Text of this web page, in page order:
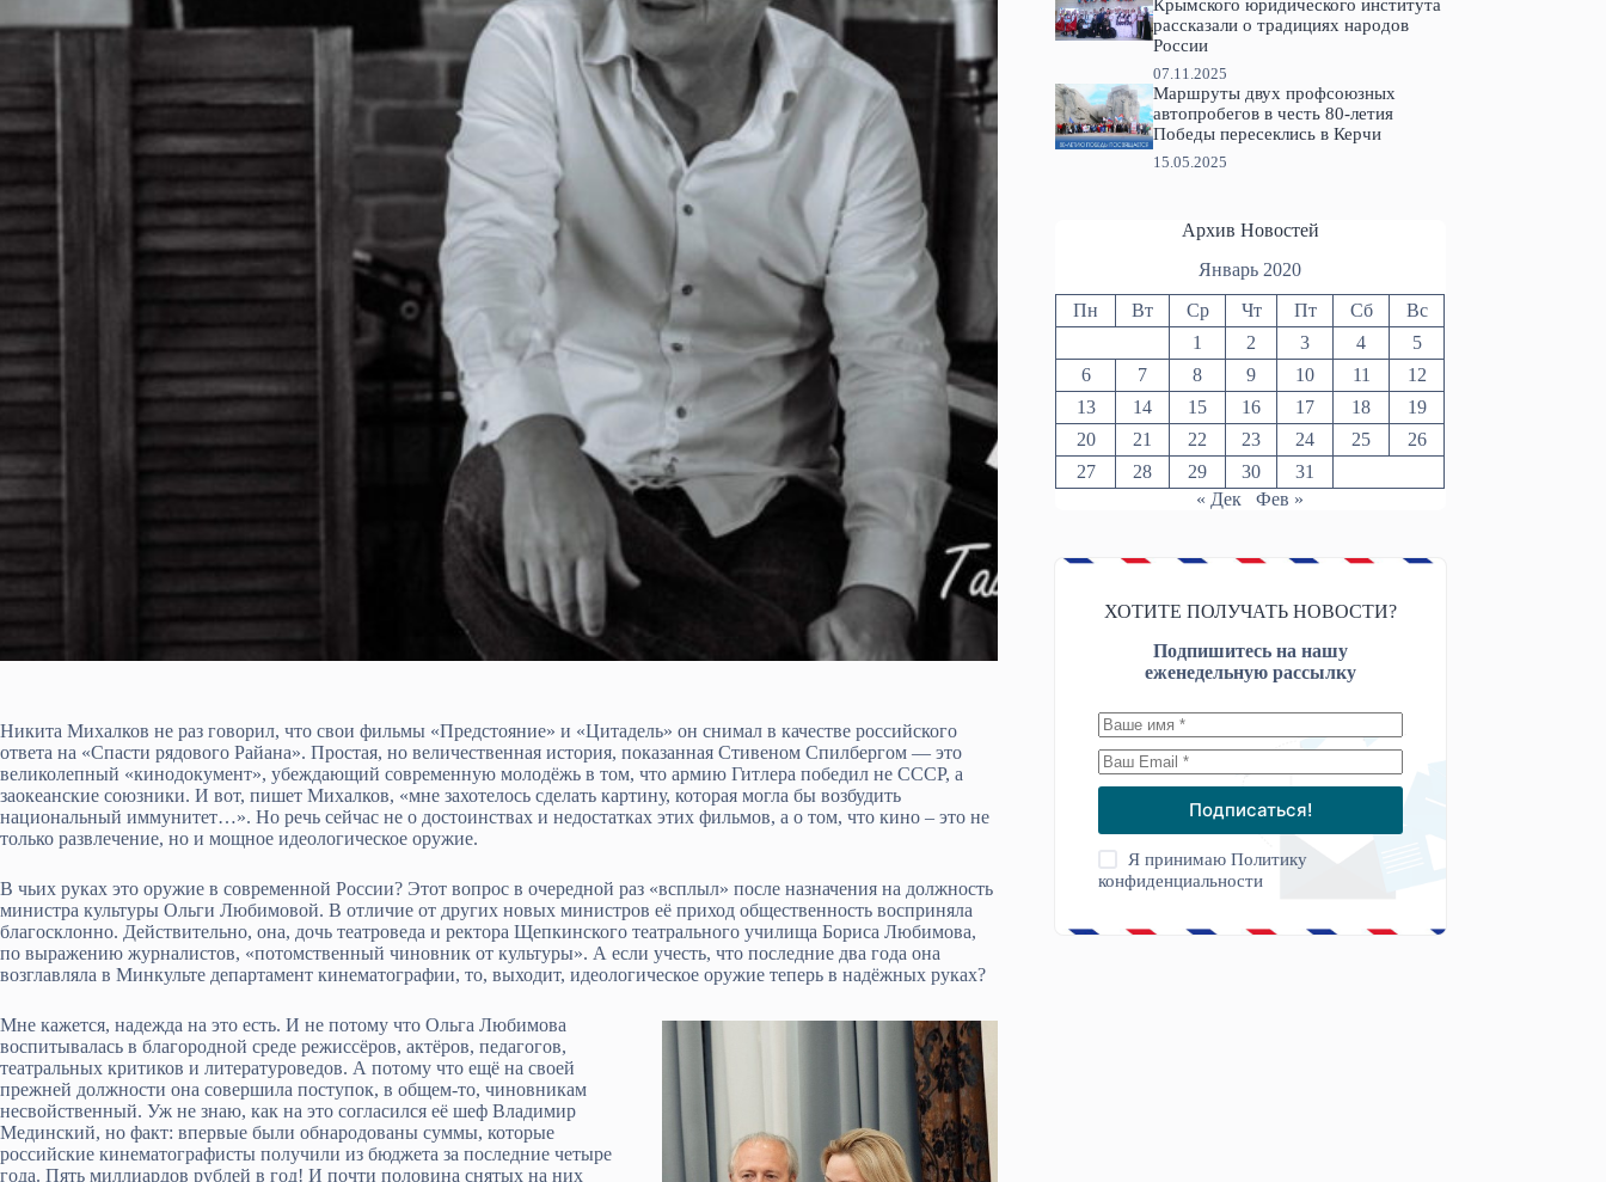
Никита Михалков не раз говорил, что свои фильмы «Предстояние» и «Цитадель» он снимал в качестве российского
ответа на «Спасти рядового Райана». Простая, но величественная история, показанная Стивеном Спилбергом — это
великолепный «кинодокумент», убеждающий современную молодёжь в том, что армию Гитлера победил не СССР, а
заокеанские союзники. И вот, пишет Михалков, «мне захотелось сделать картину, которая могла бы возбудить
национальный иммунитет…». Но речь сейчас не о достоинствах и недостатках этих фильмов, а о том, что кино – это не
только развлечение, но и мощное идеологическое оружие.
В чьих руках это оружие в современной России? Этот вопрос в очередной раз «всплыл» после назначения на должность
министра культуры Ольги Любимовой. В отличие от других новых министров её приход общественность восприняла
благосклонно. Действительно, она, дочь театроведа и ректора Щепкинского театрального училища Бориса Любимова,
по выражению журналистов, «потомственный чиновник от культуры». А если учесть, что последние два года она
возглавляла в Минкульте департамент кинематографии, то, выходит, идеологическое оружие теперь в надёжных руках?
Мне кажется, надежда на это есть. И не потому что Ольга Любимова
воспитывалась в благородной среде режиссёров, актёров, педагогов,
театральных критиков и литературоведов. А потому что ещё на своей
прежней должности она совершила поступок, в общем-то, чиновникам
несвойственный. Уж не знаю, как на это согласился её шеф Владимир
Мединский, но факт: впервые были обнародованы суммы, которые
российские кинематографисты получили из бюджета за последние четыре
года. Пять миллиардов рублей в год! И почти половина снятых на них
Крымского юридического института
рассказали о традициях народов
России
07.11.2025
Маршруты двух профсоюзных
автопробегов в честь 80-летия
Победы пересеклись в Керчи
15.05.2025
Архив Новостей
Январь 2020
Пн Вт Ср Чт Пт Сб
Вс
1
2 3 4
5
6
7 8 9 10 11
12
13
14 15 16 17 18
19
20
21 22 23 24 25
26
27
28 29 30
31
« Дек
Фев »
ХОТИТЕ ПОЛУЧАТЬ НОВОСТИ?
Подпишитесь на нашу
еженедельную рассылку
Подписаться!
Я принимаюПолитику
конфиденциальности